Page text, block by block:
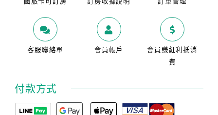
客服聯絡單 會員帳戶
會員賺紅利抵消
費
付款方式